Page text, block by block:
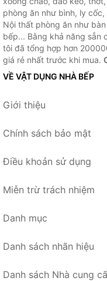
phòng ăn như bình, ly
Nội thất phòng ăn như
bếp... Bằng khả năng sẵn
tôi đã tổng hợp hơn
giá rẻ nhất trước khi mua.
VỀ VẬT DỤNG NHÀ BẾP
Giới thiệu
Chính sách bảo mật
Điều khoản sử dụng
Miễn trừ trách nhiệm
Danh mục
Danh sách nhãn hiệu
Danh sách Nhà cung